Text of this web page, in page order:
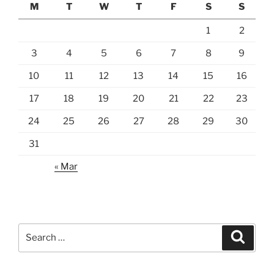
M
T W T F S S
1 2
3 4 5 6 7 8 9
10 11 12 13 14 15 16
17 18 19 20 21 22 23
24 25 26 27 28 29 30
31
« Mar